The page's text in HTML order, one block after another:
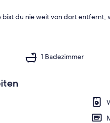
bist du nie weit von dort entfernt,
1 Badezimmer